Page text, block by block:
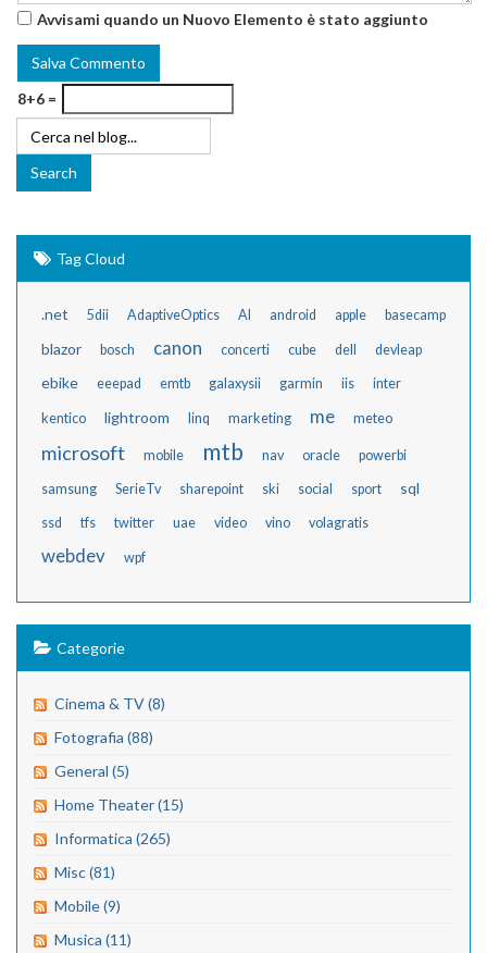
Avvisami quando un Nuovo Elemento è stato aggiunto
8+6 =
Tag Cloud
.net 5dii AdaptiveOptics AI android apple basecamp
blazor bosch canon concerti cube dell devleap
ebike eeepad emtb galaxysii garmin iis inter
kentico lightroom linq marketing me meteo
microsoft mobile mtb nav oracle powerbi
samsung SerieTv sharepoint ski social sport sql
ssd tfs twitter uae video vino volagratis
webdev wpf
Categorie
Cinema & TV (8)
Fotografia (88)
General (5)
Home Theater (15)
Informatica (265)
Misc (81)
Mobile (9)
Musica (11)